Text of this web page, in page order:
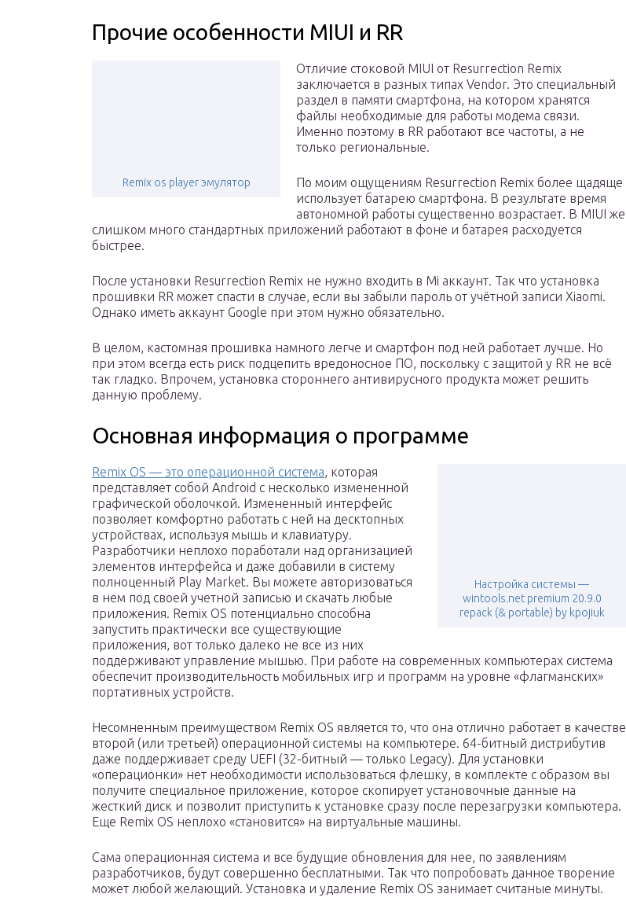
Прочие особенности MIUI и RR
Remix os player эмулятор
Отличие стоковой MIUI от Resurrection Remix
заключается в разных типах Vendor. Это специальный
раздел в памяти смартфона, на котором хранятся
файлы необходимые для работы модема связи.
Именно поэтому в RR работают все частоты, а не
только региональные.
По моим ощущениям Resurrection Remix более щадяще
использует батарею смартфона. В результате время
автономной работы существенно возрастает. В MIUI же
слишком много стандартных приложений работают в фоне и батарея расходуется
быстрее.
После установки Resurrection Remix не нужно входить в Mi аккаунт. Так что установка
прошивки RR может спасти в случае, если вы забыли пароль от учётной записи Xiaomi.
Однако иметь аккаунт Google при этом нужно обязательно.
В целом, кастомная прошивка намного легче и смартфон под ней работает лучше. Но
при этом всегда есть риск подцепить вредоносное ПО, поскольку с защитой у RR не всё
так гладко. Впрочем, установка стороннего антивирусного продукта может решить
данную проблему.
Основная информация о программе
Настройка системы —
wintools.net premium 20.9.0
repack (& portable) by kpojiuk
Remix OS — это операционной система, которая
представляет собой Android с несколько измененной
графической оболочкой. Измененный интерфейс
позволяет комфортно работать с ней на десктопных
устройствах, используя мышь и клавиатуру.
Разработчики неплохо поработали над организацией
элементов интерфейса и даже добавили в систему
полноценный Play Market. Вы можете авторизоваться
в нем под своей учетной записью и скачать любые
приложения. Remix OS потенциально способна
запустить практически все существующие
приложения, вот только далеко не все из них
поддерживают управление мышью. При работе на современных компьютерах система
обеспечит производительность мобильных игр и программ на уровне «флагманских»
портативных устройств.
Несомненным преимуществом Remix OS является то, что она отлично работает в качестве
второй (или третьей) операционной системы на компьютере. 64-битный дистрибутив
даже поддерживает среду UEFI (32-битный — только Legacy). Для установки
«операционки» нет необходимости использоваться флешку, в комплекте с образом вы
получите специальное приложение, которое скопирует установочные данные на
жесткий диск и позволит приступить к установке сразу после перезагрузки компьютера.
Еще Remix OS неплохо «становится» на виртуальные машины.
Сама операционная система и все будущие обновления для нее, по заявлениям
разработчиков, будут совершенно бесплатными. Так что попробовать данное творение
может любой желающий. Установка и удаление Remix OS занимает считаные минуты.